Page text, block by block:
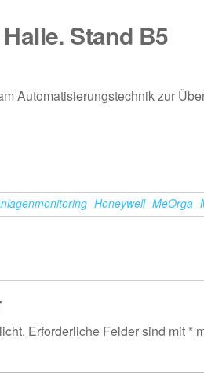
Stand B5
Automatisierungstechnik zur
Honeywell MeOrga
Erforderliche Felder sind mit *